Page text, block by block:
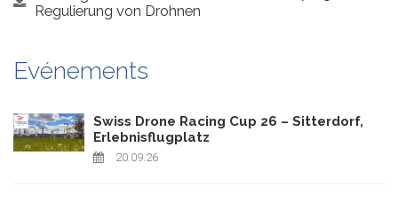
Regulierung von Drohnen
Evénements
Swiss Drone Racing Cup 26 – Sitterdorf,
Erlebnisflugplatz
20.09.26